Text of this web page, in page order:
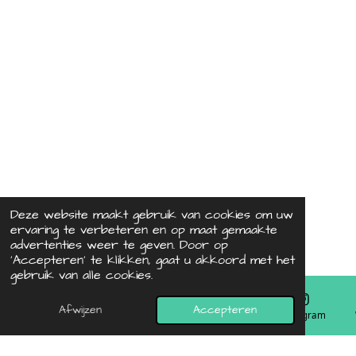
Deze website maakt gebruik van cookies om uw
ervaring te verbeteren en op maat gemaakte
advertenties weer te geven. Door op
‘Accepteren’ te klikken, gaat u akkoord met het
gebruik van alle cookies.
Afwijzen Accepteren
E-mailadres Kaart Instagram